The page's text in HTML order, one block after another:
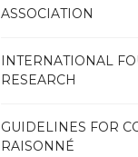
ASSOCIATION
INTERNATIONAL
RESEARCH
GUIDELINES FOR
RAISONNÉ